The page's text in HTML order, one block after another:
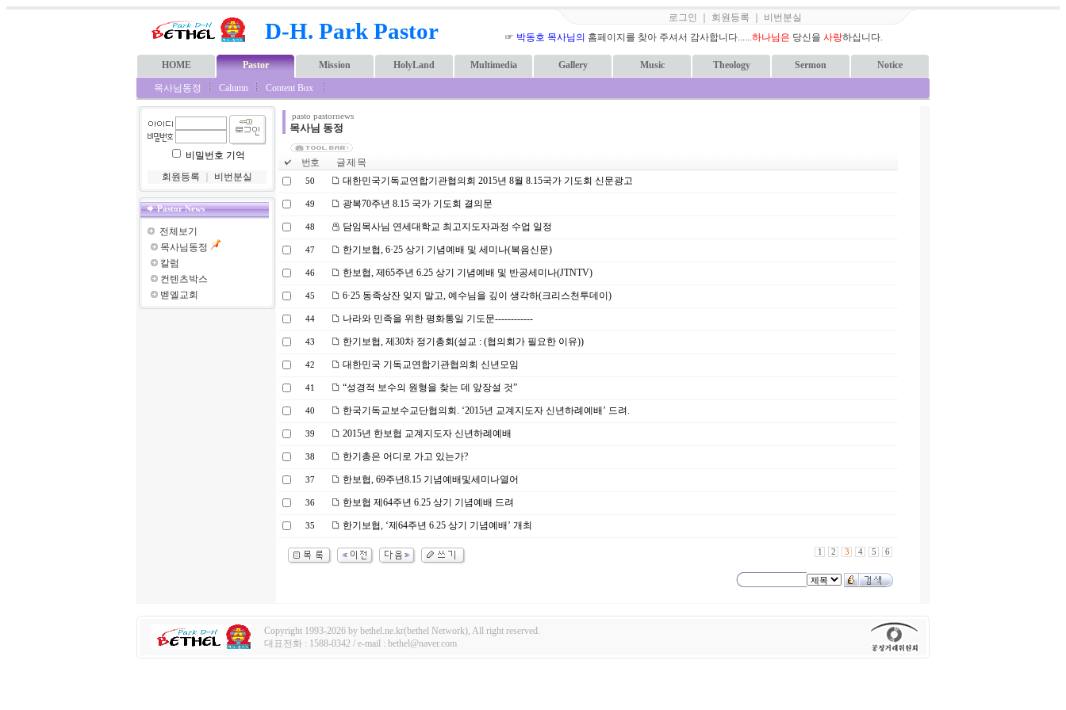
D-H. Park Pastor
로그인 회원등록
비번분실
☞ 박동호 목사님의 홈페이지를 찾아 주셔서 감사합니다......하나님은 당신을 사랑하십니다.
HOME Pastor Mission HolyLand Multimedia Gallery Music Theology Sermon Notice
목사님동정 Calumn Content Box
비밀번호 기억
회원등록
비번분실
Pastor News
전체보기
목사님동정
칼럼
컨텐츠박스
벧엘교회
pasto pastornews
목사님 동정
번호 글 제 목
50 대한민국기독교연합기관협의회 2015년 8월 8.15국가 기도회 신문광고
49 광복70주년 8.15 국가 기도회 결의문
48 담임목사님 연세대학교 최고지도자과정 수업 일정
47 한기보협, 6·25 상기 기념예배 및 세미나(복음신문)
46 한보협, 제65주년 6.25 상기 기념예배 및 반공세미나(JTNTV)
45 6·25 동족상잔 잊지 말고, 예수님을 깊이 생각하(크리스천투데이)
44 나라와 민족을 위한 평화통일 기도문------------
43 한기보협, 제30차 정기총회(설교 : (협의회가 필요한 이유))
42 대한민국 기독교연합기관협의회 신년모임
41 “성경적 보수의 원형을 찾는 데 앞장설 것”
40 한국기독교보수교단협의회. ‘2015년 교계지도자 신년하례예배’ 드려.
39 2015년 한보협 교계지도자 신년하례예배
38 한기총은 어디로 가고 있는가?
37 한보협, 69주년8.15 기념예배및세미나열어
36 한보협 제64주년 6.25 상기 기념예배 드려
35 한기보협, ‘제64주년 6.25 상기 기념예배’ 개최
1 2 3 4 5 6
Copyright 1993-2026 by bethel.ne.kr(bethel Network), All right reserved.
대표전화 : 1588-0342 / e-mail : bethel@naver.com